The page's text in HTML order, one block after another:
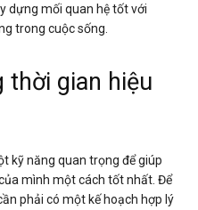
dựng mối quan hệ tốt với
trong cuộc sống.
thời gian hiệu
kỹ năng quan trọng để giúp
mình một cách tốt nhất. Để
phải có một kế hoạch hợp lý